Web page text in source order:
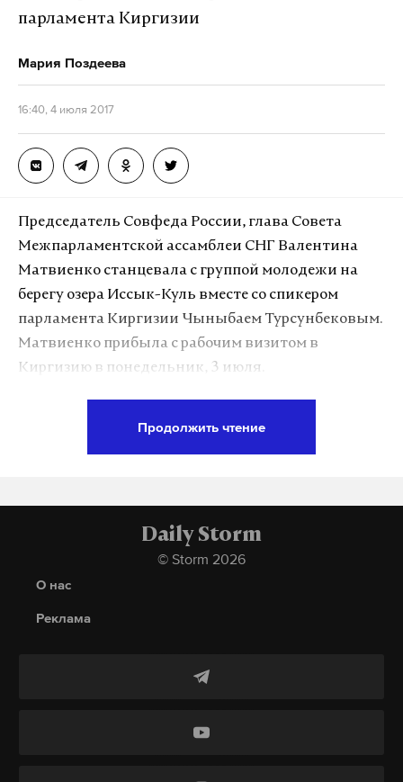
производители смогут закрепиться на китайском
Подпишитесь на Daily Storm в
А еще мы есть в
VK
Кадр из видео "Игорь Чайка". Скриншот © Daily
Storm
парламента Киргизии
Мария Поздеева
16:40, 4 июля 2017
Председатель Совфеда России, глава Совета
Межпарламентской ассамблеи СНГ Валентина
Матвиенко станцевала с группой молодежи на
берегу озера Иссык-Куль вместе со спикером
парламента Киргизии Чыныбаем Турсунбековым.
Матвиенко прибыла с рабочим визитом в
Киргизию в понедельник, 3 июля.
Подпишитесь на Daily Storm в
Продолжить чтение
Daily Storm
© Storm 2026
О нас
Реклама